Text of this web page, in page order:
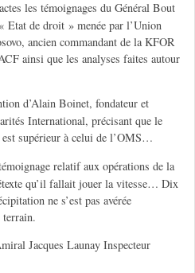
les témoignages du Général Bout
Etat de droit » menée par l’Union
ancien commandant de la KFOR
ainsi que les analyses faites autour
d’Alain Boinet, fondateur et
International, précisant que le
supérieur à celui de l’OMS…
relatif aux opérations de la
qu’il fallait jouer la vitesse… Dix
ne s’est pas avérée
Jacques Launay Inspecteur